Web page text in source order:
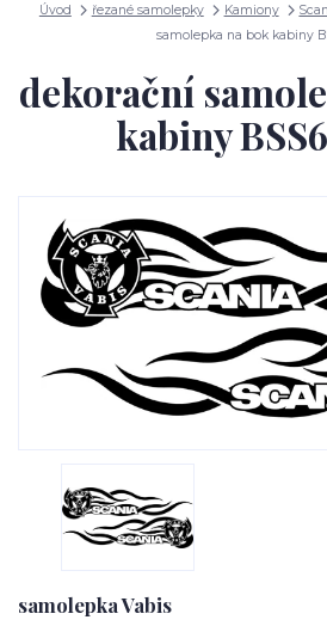
Úvod řezané samolepky Kamiony
samolepka na bok kabiny
dekorační
kabiny
samolepka Vabis